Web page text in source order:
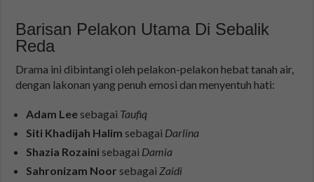
Barisan Pelakon Utama Di Sebalik
Reda
Drama ini dibintangi oleh pelakon-pelakon hebat tanah air,
dengan lakonan yang penuh emosi dan menyentuh hati:
Adam Lee sebagai Taufiq
Siti Khadijah Halim sebagai Darlina
Shazia Rozaini sebagai Damia
Sahronizam Noor sebagai Zaidi